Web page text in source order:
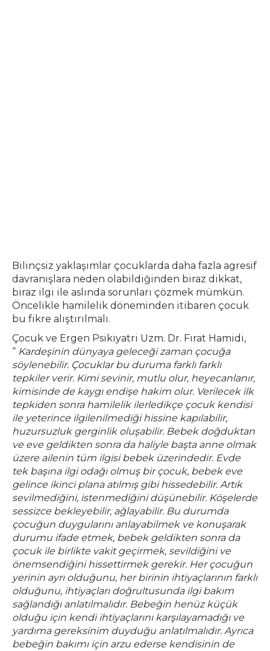
Bilinçsiz yaklaşımlar çocuklarda daha fazla agresif
davranışlara neden olabildiğinden biraz dikkat,
biraz ilgi ile aslında sorunları çözmek mümkün.
Öncelikle hamilelik döneminden itibaren çocuk
bu fikre alıştırılmalı.
Çocuk ve Ergen Psikiyatri Uzm. Dr. Fırat Hamidi,
“ Kardeşinin dünyaya geleceği zaman çocuğa
söylenebilir. Çocuklar bu duruma farklı farklı
tepkiler verir. Kimi sevinir, mutlu olur, heyecanlanır,
kimisinde de kaygı endişe hakim olur. Verilecek ilk
tepkiden sonra hamilelik ilerledikçe çocuk kendisi
ile yeterince ilgilenilmediği hissine kapılabilir,
huzursuzluk gerginlik oluşabilir. Bebek doğduktan
ve eve geldikten sonra da haliyle başta anne olmak
üzere ailenin tüm ilgisi bebek üzerindedir. Evde
tek başına ilgi odağı olmuş bir çocuk, bebek eve
gelince ikinci plana atılmış gibi hissedebilir. Artık
sevilmediğini, istenmediğini düşünebilir. Köşelerde
sessizce bekleyebilir, ağlayabilir. Bu durumda
çocuğun duygularını anlayabilmek ve konuşarak
durumu ifade etmek, bebek geldikten sonra da
çocuk ile birlikte vakit geçirmek, sevildiğini ve
önemsendiğini hissettirmek gerekir. Her çocuğun
yerinin ayrı olduğunu, her birinin ihtiyaçlarının farklı
olduğunu, ihtiyaçları doğrultusunda ilgi bakım
sağlandığı anlatılmalıdır. Bebeğin henüz küçük
olduğu için kendi ihtiyaçlarını karşılayamadığı ve
yardıma gereksinim duyduğu anlatılmalıdır. Ayrıca
bebeğin bakımı için arzu ederse kendisinin de